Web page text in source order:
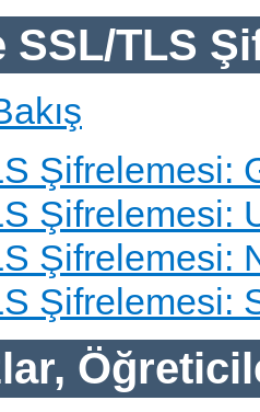
SSL/TLS
Şifrelemesi:
Şifrelemesi:
Şifrelemesi:
Şifrelemesi: